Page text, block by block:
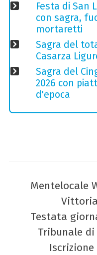
Festa di San
con sagra,
mortaretti
Sagra del
Casarza
Sagra del
2026 con
d'epoca
Mentelocale
Testata
Tribunale di